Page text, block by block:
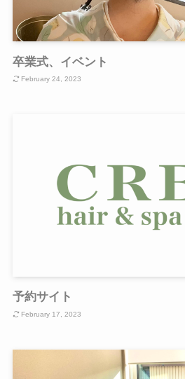
卒業式、イベント
February 24, 2023
予約サイト
February 17, 2023